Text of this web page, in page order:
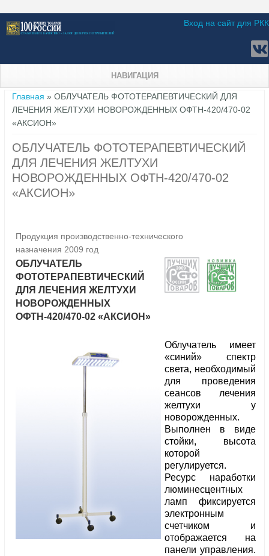
Вход на сайт для РКК
НАВИГАЦИЯ
Вы здесь
Главная » ОБЛУЧАТЕЛЬ ФОТОТЕРАПЕВТИЧЕСКИЙ ДЛЯ
ЛЕЧЕНИЯ ЖЕЛТУХИ НОВОРОЖДЕННЫХ ОФТН-420/470-02
«АКСИОН»
ОБЛУЧАТЕЛЬ ФОТОТЕРАПЕВТИЧЕСКИЙ
ДЛЯ ЛЕЧЕНИЯ ЖЕЛТУХИ
НОВОРОЖДЕННЫХ ОФТН-420/470-02
«АКСИОН»
Продукция производственно-технического
назначения 2009 год
ОБЛУЧАТЕЛЬ
ФОТОТЕРАПЕВТИЧЕСКИЙ
ДЛЯ ЛЕЧЕНИЯ ЖЕЛТУХИ
НОВОРОЖДЕННЫХ
ОФТН-420/470-02 «АКСИОН»
Облучатель имеет
«синий» спектр
света, необходимый
для проведения
сеансов лечения
желтухи у
новорожденных.
Выполнен в виде
стойки, высота
которой
регулируется.
Ресурс наработки
люминесцентных
ламп фиксируется
электронным
счетчиком и
отображается на
панели управления.